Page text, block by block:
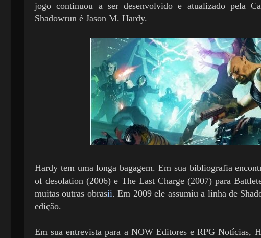
jogo continuou a ser desenvolvido e atualizado pela
Shadowrun é Jason M. Hardy.
Hardy tem uma longa bagagem. Em sua bibliografia
of desolation (2006) e The Last Charge (2007) para
muitas outras obrasii. Em 2009 ele assumiu a linha de
edição.
Em sua entrevista para a NOW Editores e RPG Notícias,